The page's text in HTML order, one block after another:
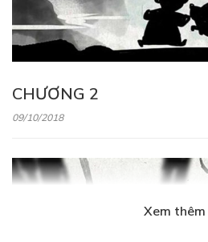
CHƯƠNG 2
09/10/2018
Xem thêm